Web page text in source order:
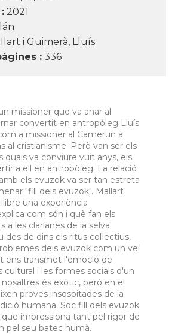
2021
i Guimerà, Lluís
: 336
missioner que va anar al
convertit en antropòleg Lluís
a missioner al Camerun a
al cristianisme. Però van ser els
quals va conviure vuit anys, els
a ell en antropòleg. La relació
els evuzok va ser tan estreta
"fill dels evuzok". Mallart
una experiència
com són i què fan els
a les clarianes de la selva
des de dins els ritus col·lectius,
dels evuzok com un veí
ens transmet l'emoció de
cultural i les formes socials d'un
és exòtic, però en el
proves insospitades de la
humana. Soc fill dels evuzok
impressiona tant pel rigor de
pel seu batec humà.